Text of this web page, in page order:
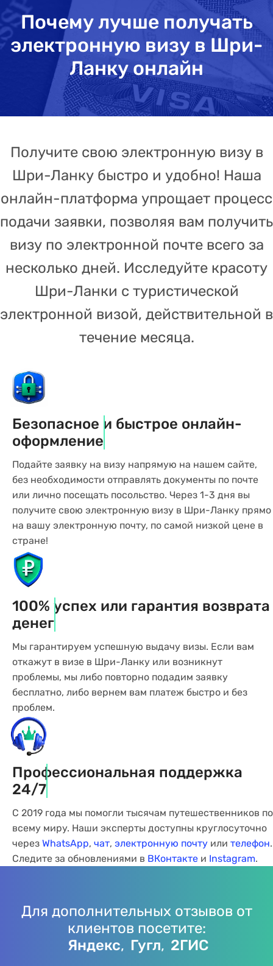
Почему лучше получать
электронную визу в Шри-
Ланку онлайн
Получите свою электронную визу в
Шри-Ланку быстро и удобно! Наша
онлайн-платформа упрощает процесс
подачи заявки, позволяя вам получить
визу по электронной почте всего за
несколько дней. Исследуйте красоту
Шри-Ланки с туристической
электронной визой, действительной в
течение месяца.
Безопасное и быстрое онлайн-
оформление
Подайте заявку на визу напрямую на нашем сайте,
без необходимости отправлять документы по почте
или лично посещать посольство. Через 1-3 дня вы
получите свою электронную визу в Шри-Ланку прямо
на вашу электронную почту, по самой низкой цене в
стране!
100% успех или гарантия возврата
денег
Мы гарантируем успешную выдачу визы. Если вам
откажут в визе в Шри-Ланку или возникнут
проблемы, мы либо повторно подадим заявку
бесплатно, либо вернем вам платеж быстро и без
проблем.
Профессиональная поддержка
24/7
С 2019 года мы помогли тысячам путешественников по
всему миру. Наши эксперты доступны круглосуточно
через WhatsApp, чат, электронную почту или телефон.
Следите за обновлениями в ВКонтакте и Instagram.
Для дополнительных отзывов от
клиентов посетите:
Яндекс, Гугл, 2ГИС